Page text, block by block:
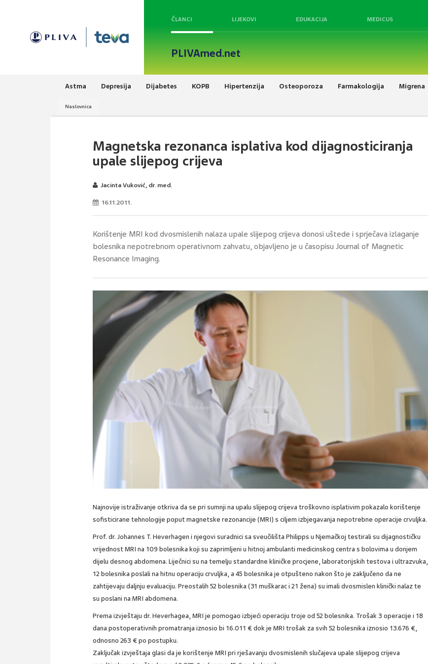
ČLANCI LIJEKOVI EDUKACIJA MEDICUS
PLIVAmed.net
Astma Depresija Dijabetes KOPB Hipertenzija Osteoporoza Farmakologija Migrena
Naslovnica
Magnetska rezonanca isplativa kod dijagnosticiranja
upale slijepog crijeva
Jacinta Vuković, dr. med.
16.11.2011.
Korištenje MRI kod dvosmislenih nalaza upale slijepog crijeva donosi uštede i sprječava izlaganje
bolesnika nepotrebnom operativnom zahvatu, objavljeno je u časopisu Journal of Magnetic
Resonance Imaging.
Najnovije istraživanje otkriva da se pri sumnji na upalu slijepog crijeva troškovno isplativim pokazalo korištenje
sofisticirane tehnologije poput magnetske rezonancije (MRI) s ciljem izbjegavanja nepotrebne operacije crvuljka.
Prof. dr. Johannes T. Heverhagen i njegovi suradnici sa sveučilišta Philipps u Njemačkoj testirali su dijagnostičku
vrijednost MRI na 109 bolesnika koji su zaprimljeni u hitnoj ambulanti medicinskog centra s bolovima u donjem
dijelu desnog abdomena. Liječnici su na temelju standardne kliničke procjene, laboratorijskih testova i ultrazvuka,
12 bolesnika poslali na hitnu operaciju crvuljka, a 45 bolesnika je otpušteno nakon što je zaključeno da ne
zahtijevaju daljnju evaluaciju. Preostalih 52 bolesnika (31 muškarac i 21 žena) su imali dvosmislen klinički nalaz te
su poslani na MRI abdomena.
Prema izvještaju dr. Heverhagea, MRI je pomogao izbjeći operaciju troje od 52 bolesnika. Trošak 3 operacije i 18
dana postoperativnih promatranja iznosio bi 16.011 € dok je MRI trošak za svih 52 bolesnika iznosio 13.676 €,
odnosno 263 € po postupku.
Zaključak izvještaja glasi da je korištenje MRI pri rješavanju dvosmislenih slučajeva upale slijepog crijeva